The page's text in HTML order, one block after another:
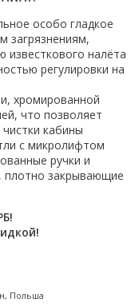
особо гладкое
загрязнениям,
известкового налёта
регулировки на
хромированной
что позволяет
кабины
с микролифтом
ручки и
плотно закрывающие
Польша